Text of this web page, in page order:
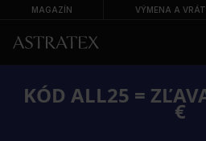
MAGAZÍN VÝMENA A
KÓD ALL25 =
€